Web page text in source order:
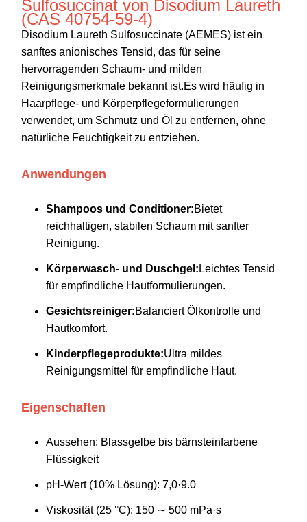
Sulfosuccinat von Disodium Laureth
(CAS 40754-59-4)
Disodium Laureth Sulfosuccinate (AEMES) ist ein
sanftes anionisches Tensid, das für seine
hervorragenden Schaum- und milden
Reinigungsmerkmale bekannt ist.Es wird häufig in
Haarpflege- und Körperpflegeformulierungen
verwendet, um Schmutz und Öl zu entfernen, ohne
natürliche Feuchtigkeit zu entziehen.
Anwendungen
Shampoos und Conditioner:Bietet
reichhaltigen, stabilen Schaum mit sanfter
Reinigung.
Körperwasch- und Duschgel: Leichtes Tensid
für empfindliche Hautformulierungen.
Gesichtsreiniger:Balanciert Ölkontrolle und
Hautkomfort.
Kinderpflegeprodukte:Ultra mildes
Reinigungsmittel für empfindliche Haut.
Eigenschaften
Aussehen: Blassgelbe bis bärnsteinfarbene
Flüssigkeit
pH-Wert (10% Lösung): 7,0·9.0
Viskosität (25 °C): 150 ∼ 500 mPa·s